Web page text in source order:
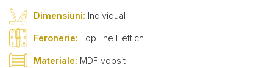
Dimensiuni: Individual
Feronerie: TopLine Hettich
Materiale: MDF vopsit